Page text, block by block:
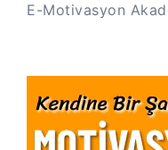
E-Motivasyon